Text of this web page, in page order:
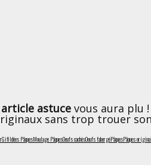
article astuce vous aura plu
sans trop trouer
GifiIdées PâquesMoulage PâquesOeufs cachésOeufs fabergéPâquesPâques